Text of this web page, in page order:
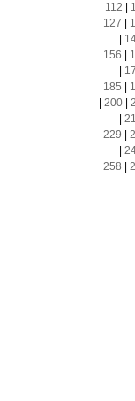
112
127
156
185
200|
229
258